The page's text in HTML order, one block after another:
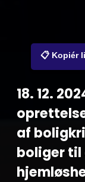
📋 Kopiér
18. 12.
af
boliger